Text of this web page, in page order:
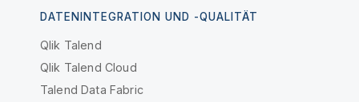
DATENINTEGRATION UND -QUALITÄT
Qlik Talend
Qlik Talend Cloud
Talend Data Fabric